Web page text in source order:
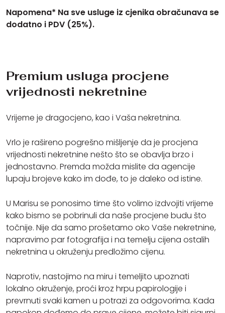
Napomena* Na sve usluge iz cjenika obračunava se
dodatno i PDV (25%).
Premium usluga procjene
vrijednosti nekretnine
Vrijeme je dragocjeno, kao i Vaša nekretnina.
Vrlo je rašireno pogrešno mišljenje da je procjena
vrijednosti nekretnine nešto što se obavlja brzo i
jednostavno. Premda možda mislite da agencije
lupaju brojeve kako im dođe, to je daleko od istine.
U Marisu se ponosimo time što volimo izdvojiti vrijeme
kako bismo se pobrinuli da naše procjene budu što
točnije. Nije da samo prošetamo oko Vaše nekretnine,
napravimo par fotografija i na temelju cijena ostalih
nekretnina u okruženju predložimo cijenu.
Naprotiv, nastojimo na miru i temeljito upoznati
lokalno okruženje, proći kroz hrpu papirologije i
prevrnuti svaki kamen u potrazi za odgovorima. Kada